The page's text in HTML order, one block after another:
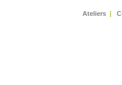
Ateliers |